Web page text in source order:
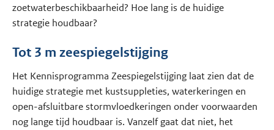
zoetwaterbeschikbaarheid? Hoe lang is de huidige
strategie houdbaar?
Tot 3 m zeespiegelstijging
Het Kennisprogramma Zeespiegelstijging laat zien dat de
huidige strategie met kustsuppleties, waterkeringen en
open-afsluitbare stormvloedkeringen onder voorwaarden
nog lange tijd houdbaar is. Vanzelf gaat dat niet, het